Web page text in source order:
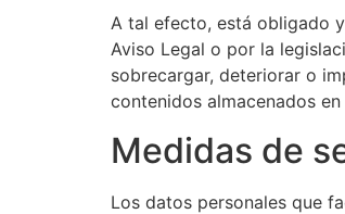
A tal efecto, está obligado
Aviso Legal o por la
sobrecargar, deteriorar o
contenidos almacenados
Medidas de
Los datos personales que